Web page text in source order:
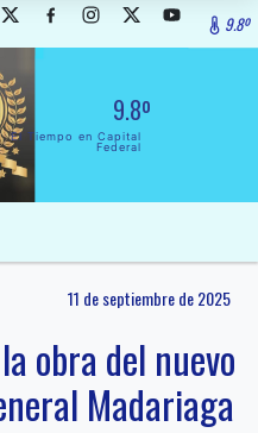
9.8º
9.8º
El Tiempo en Capital
Federal
11 de septiembre de 2025
obra del nuevo
Madariaga